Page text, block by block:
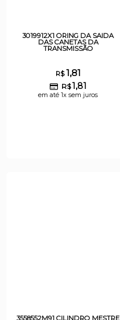
3019912X1 ORING DA SAIDA
DAS CANETAS DA
TRANSMISSÃO
R$1,81
R$1,81
em até 1x sem juros
3558552M91 CILINDRO MESTRE